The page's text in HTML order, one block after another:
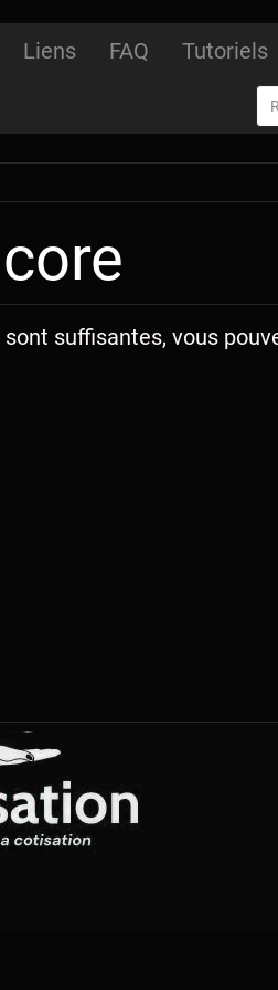
Liens FAQ Tutoriels
suffisantes, vous